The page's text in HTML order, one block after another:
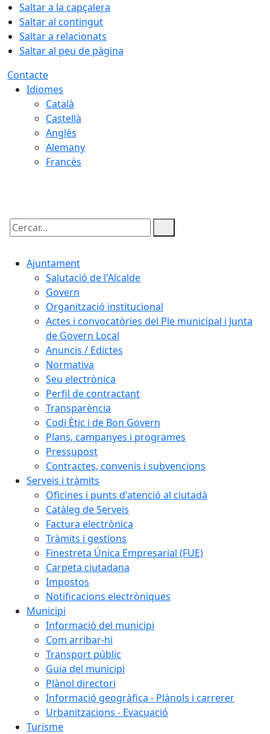
Saltar a la capçalera
Saltar al contingut
Saltar a relacionats
Saltar al peu de pàgina
Contacte
Idiomes
Català
Castellà
Anglès
Alemany
Francès
Cercar:
Ajuntament
Salutació de l'Alcalde
Govern
Organització institucional
Actes i convocatòries del Ple municipal i Junta
de Govern Local
Anuncis / Edictes
Normativa
Seu electrònica
Perfil de contractant
Transparència
Codi Ètic i de Bon Govern
Plans, campanyes i programes
Pressupost
Contractes, convenis i subvencions
Serveis i tràmits
Oficines i punts d'atenció al ciutadà
Catàleg de Serveis
Factura electrònica
Tràmits i gestions
Finestreta Única Empresarial (FUE)
Carpeta ciutadana
Impostos
Notificacions electròniques
Municipi
Informació del municipi
Com arribar-hi
Transport públic
Guia del municipi
Plànol directori
Informació geogràfica - Plànols i carrerer
Urbanitzacions - Evacuació
Turisme